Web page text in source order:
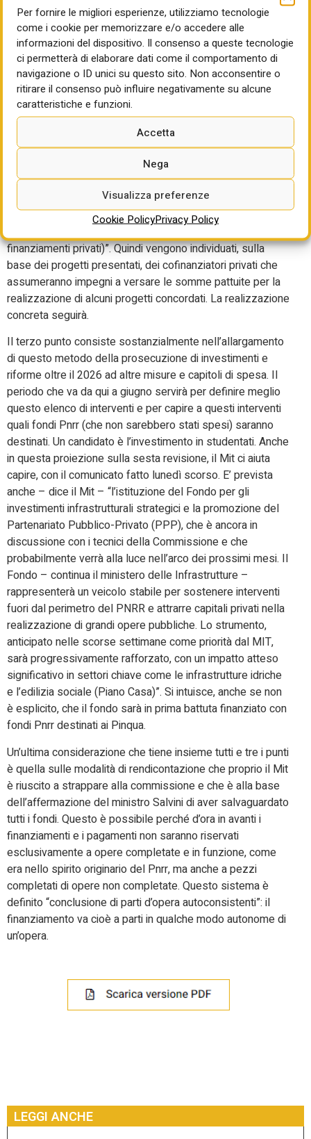
Per fornire le migliori esperienze, utilizziamo tecnologie
come i cookie per memorizzare e/o accedere alle
informazioni del dispositivo. Il consenso a queste tecnologie
ci permetterà di elaborare dati come il comportamento di
navigazione o ID unici su questo sito. Non acconsentire o
ritirare il consenso può influire negativamente su alcune
caratteristiche e funzioni.
Accetta
Nega
Visualizza preferenze
Cookie PolicyPrivacy Policy
dell’Autorità di regolazione dei trasporti, l’apertura della
concorrenza con l’effettuazione delle gare per i servizi di
intercity e regionali, la costituzione di una società a
controllo pubblico per l’acquisto del materiale rotabile
(Rolling Stock Company o Rosco) per cui dovrebbero
arrivare 200 milioni di Pnrr non spesi nella prossima
proposta di revisione di giugno.
Un altro modello di proiezione oltre il 2026 è dato dai Piani
urbani integrati. Non ci sono più obiettivi di realizzazione
degli interventi entro il 2026. Viene spostato al 2026,
invece, l’obiettivo che “gli intermediari finanziari selezionati
dovranno aver stipulato accordi di finanziamento con i
beneficiari finali per un valore di investimento dei progetti
finanziamenti privati)”. Quindi vengono individuati, sulla
base dei progetti presentati, dei cofinanziatori privati che
assumeranno impegni a versare le somme pattuite per la
realizzazione di alcuni progetti concordati. La realizzazione
concreta seguirà.
Il terzo punto consiste sostanzialmente nell’allargamento
di questo metodo della prosecuzione di investimenti e
riforme oltre il 2026 ad altre misure e capitoli di spesa. Il
periodo che va da qui a giugno servirà per definire meglio
questo elenco di interventi e per capire a questi interventi
quali fondi Pnrr (che non sarebbero stati spesi) saranno
destinati. Un candidato è l’investimento in studentati. Anche
in questa proiezione sulla sesta revisione, il Mit ci aiuta
capire, con il comunicato fatto lunedì scorso. E’ prevista
anche – dice il Mit – “l’istituzione del Fondo per gli
investimenti infrastrutturali strategici e la promozione del
Partenariato Pubblico-Privato (PPP), che è ancora in
discussione con i tecnici della Commissione e che
probabilmente verrà alla luce nell’arco dei prossimi mesi. Il
Fondo – continua il ministero delle Infrastrutture –
rappresenterà un veicolo stabile per sostenere interventi
fuori dal perimetro del PNRR e attrarre capitali privati nella
realizzazione di grandi opere pubbliche. Lo strumento,
anticipato nelle scorse settimane come priorità dal MIT,
sarà progressivamente rafforzato, con un impatto atteso
significativo in settori chiave come le infrastrutture idriche
e l’edilizia sociale (Piano Casa)”. Si intuisce, anche se non
è esplicito, che il fondo sarà in prima battuta finanziato con
fondi Pnrr destinati ai Pinqua.
Un’ultima considerazione che tiene insieme tutti e tre i punti
è quella sulle modalità di rendicontazione che proprio il Mit
è riuscito a strappare alla commissione e che è alla base
dell’affermazione del ministro Salvini di aver salvaguardato
tutti i fondi. Questo è possibile perché d’ora in avanti i
finanziamenti e i pagamenti non saranno riservati
esclusivamente a opere completate e in funzione, come
era nello spirito originario del Pnrr, ma anche a pezzi
completati di opere non completate. Questo sistema è
definito “conclusione di parti d’opera autoconsistenti”: il
finanziamento va cioè a parti in qualche modo autonome di
un’opera.
LEGGI ANCHE